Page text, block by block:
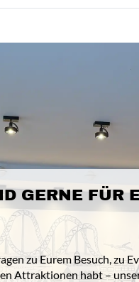
GERNE FÜR
zu Eurem Besuch, zu
Attraktionen habt –